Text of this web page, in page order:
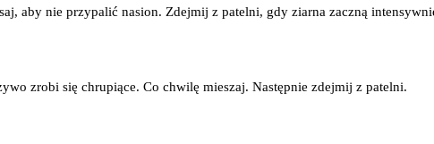
aby nie przypalić nasion. Zdejmij z patelni, gdy ziarna zaczną
zrobi się chrupiące. Co chwilę mieszaj. Następnie zdejmij z patelni.